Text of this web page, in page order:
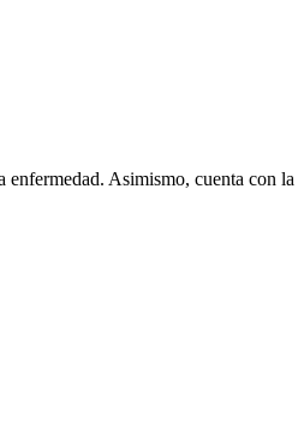
Asimismo, cuenta con la